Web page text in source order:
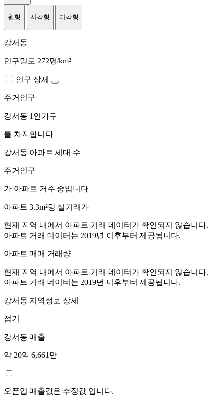
원형 사각형 다각형
강서동
인구밀도 272명/km²
인구 상세
주거인구
강서동 1인가구
를 차지합니다
강서동 아파트 세대 수
주거인구
가 아파트 거주 중입니다
아파트 3.3m²당 실거래가
현재 지역 내에서 아파트 거래 데이터가 확인되지 않습니다.
아파트 거래 데이터는 2019년 이후부터 제공됩니다.
아파트 매매 거래량
현재 지역 내에서 아파트 거래 데이터가 확인되지 않습니다.
아파트 거래 데이터는 2019년 이후부터 제공됩니다.
강서동 지역정보 상세
접기
강서동 매출
약 20억 6,661만
오픈업 매출값은 추정값 입니다.